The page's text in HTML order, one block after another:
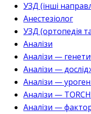
УЗД (інші
Анестезіолог
УЗД (ортопедія
Аналізи
Аналізи —
Аналізи —
Аналізи —
Аналізи —
Аналізи —